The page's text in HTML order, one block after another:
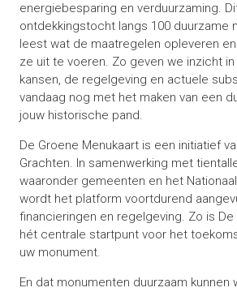
energiebesparing en verduurzaming.
ontdekkingstocht langs 100 duurzame
leest wat de maatregelen opleveren
ze uit te voeren. Zo geven we inzicht
kansen, de regelgeving en actuele
vandaag nog met het maken van een
jouw historische pand.
De Groene Menukaart is een initiatief
Grachten. In samenwerking met
waaronder gemeenten en het
wordt het platform voortdurend
financieringen en regelgeving. Zo is De
hét centrale startpunt voor het
uw monument.
En dat monumenten duurzaam kunnen